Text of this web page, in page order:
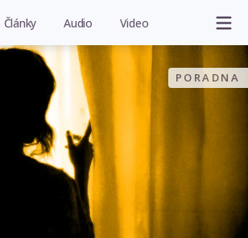
Články Audio Video
PORADNA